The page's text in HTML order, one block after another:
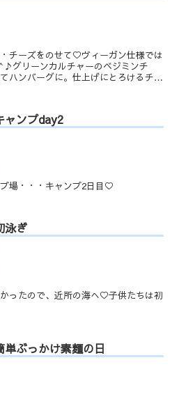
チーズをのせて♡ヴィーガン仕様では
グリーンカルチャーのベジミンチ
ハンバーグに。仕上げにとろけるチー
ャンプday2
場・・・キャンプ2日目♡
泳ぎ
ったので、近所の海へ♡子供たちは初
単ぶっかけ素麺の日